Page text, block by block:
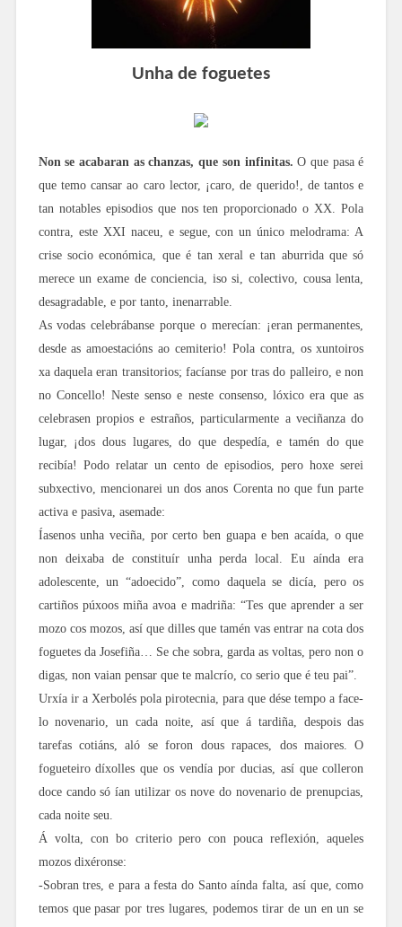
Unha de foguetes
Non se acabaran as chanzas, que son infinitas.O que pasa é
que temo cansar ao caro lector, ¡caro, de querido!, de tantos e
tan notables episodios que nos ten proporcionado o XX. Pola
contra, este XXI naceu, e segue, con un único melodrama: A
crise socio económica, que é tan xeral e tan aburrida que só
merece un exame de conciencia, iso si, colectivo, cousa lenta,
desagradable, e por tanto, inenarrable.
As vodas celebrábanse porque o merecían: ¡eran permanentes,
desde as amoestacións ao cemiterio! Pola contra, os xuntoiros
xa daquela eran transitorios; facíanse por tras do palleiro, e non
no Concello! Neste senso e neste consenso, lóxico era que as
celebrasen propios e estraños, particularmente a veciñanza do
lugar, ¡dos dous lugares, do que despedía, e tamén do que
recibía! Podo relatar un cento de episodios, pero hoxe serei
subxectivo, mencionarei un dos anos Corenta no que fun parte
activa e pasiva, asemade:
Íasenos unha veciña, por certo ben guapa e ben acaída, o que
non deixaba de constituír unha perda local. Eu aínda era
adolescente, un “adoecido”, como daquela se dicía, pero os
cartiños púxoos miña avoa e madriña: “Tes que aprender a ser
mozo cos mozos, así que dilles que tamén vas entrar na cota dos
foguetes da Josefiña… Se che sobra, garda as voltas, pero non o
digas, non vaian pensar que te malcrío, co serio que é teu pai”.
Urxía ir a Xerbolés pola pirotecnia, para que dése tempo a face-
lo novenario, un cada noite, así que á tardiña, despois das
tarefas cotiáns, aló se foron dous rapaces, dos maiores. O
fogueteiro díxolles que os vendía por ducias, así que colleron
doce cando só ían utilizar os nove do novenario de prenupcias,
cada noite seu.
Á volta, con bo criterio pero con pouca reflexión, aqueles
mozos dixéronse:
-Sobran tres, e para a festa do Santo aínda falta, así que, como
temos que pasar por tres lugares, podemos tirar de un en un se